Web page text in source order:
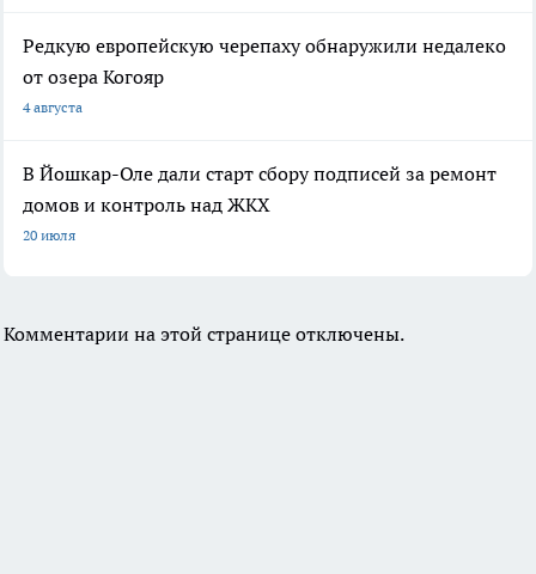
Редкую европейскую черепаху обнаружили недалеко
от озера Когояр
4 августа
В Йошкар-Оле дали старт сбору подписей за ремонт
домов и контроль над ЖКХ
20 июля
Комментарии на этой странице отключены.